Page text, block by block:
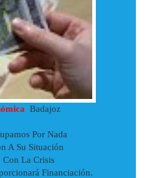
Badajoz
Por Nada
A Su Situación
Con La Crisis
Financiación.